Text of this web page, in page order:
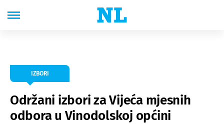
IZBORI
Održani izbori za Vijeća mjesnih
odbora u Vinodolskoj općini